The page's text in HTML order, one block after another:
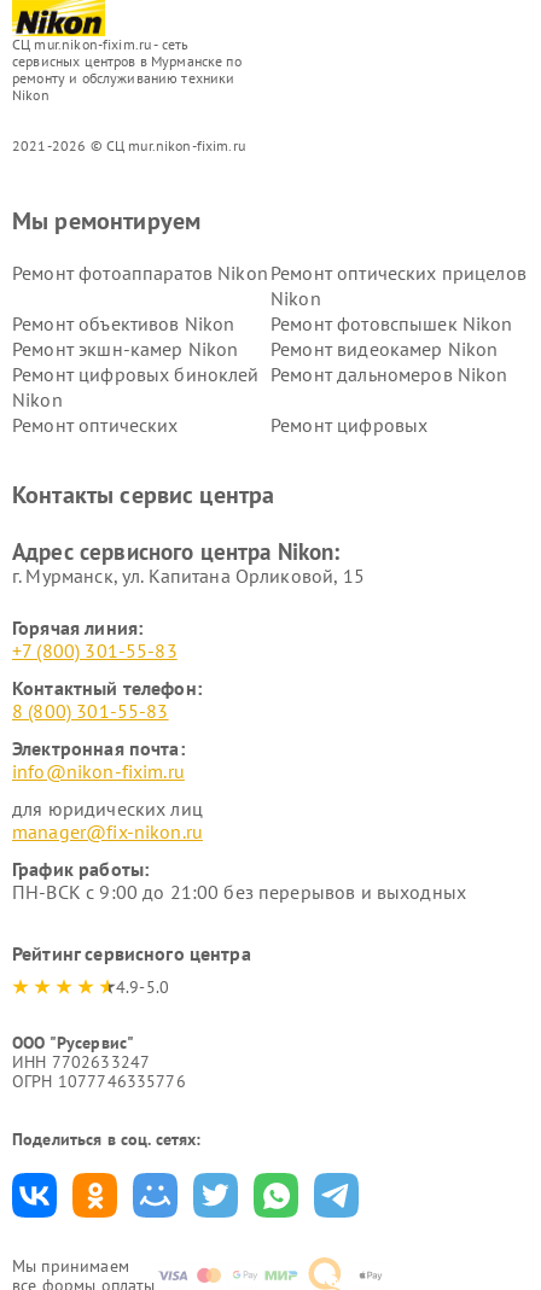
СЦ mur.nikon-fixim.ru - сеть
сервисных центров в Мурманске по
ремонту и обслуживанию техники
Nikon
2021-2026 © СЦ mur.nikon-fixim.ru
Мы принимаем
все формы оплаты
Мы ремонтируем
Ремонт фотоаппаратов Nikon Ремонт оптических прицелов
Nikon
Ремонт объективов Nikon
Ремонт фотовспышек Nikon
Ремонт экшн-камер Nikon
Ремонт видеокамер Nikon
Ремонт цифровых биноклей
Nikon
Ремонт дальномеров Nikon
Ремонт оптических
Ремонт цифровых
Контакты сервис центра
Адрес сервисного центра Nikon:
г. Мурманск, ул. Капитана Орликовой, 15
Горячая линия:
+7 (800) 301-55-83
Контактный телефон:
8 (800) 301-55-83
Электронная почта:
info@nikon-fixim.ru
для юридических лиц
manager@fix-nikon.ru
График работы:
ПН-ВСК с 9:00 до 21:00 без перерывов и выходных
Рейтинг сервисного центра
4.9-5.0
ООО "Русервис"
ИНН 7702633247
ОГРН 1077746335776
Поделиться в соц. сетях: